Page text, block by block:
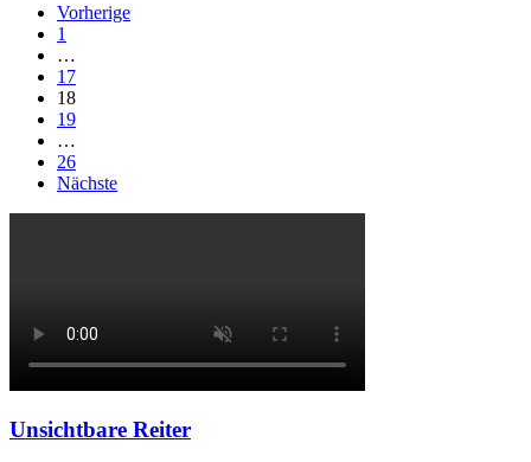
Vorherige
1
…
17
18
19
…
26
Nächste
Unsichtbare Reiter